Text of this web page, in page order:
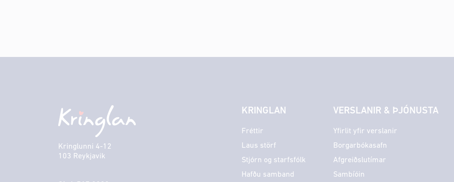
Kringlunni 4-12
103 Reykjavik
KRINGLAN
Fréttir
Laus störf
Stjórn og starfsfólk
Hafðu samband
VERSLANIR & ÞJÓNUSTA
Yfirlit yfir verslanir
Borgarbókasafn
Afgreiðslutímar
Sambíóin